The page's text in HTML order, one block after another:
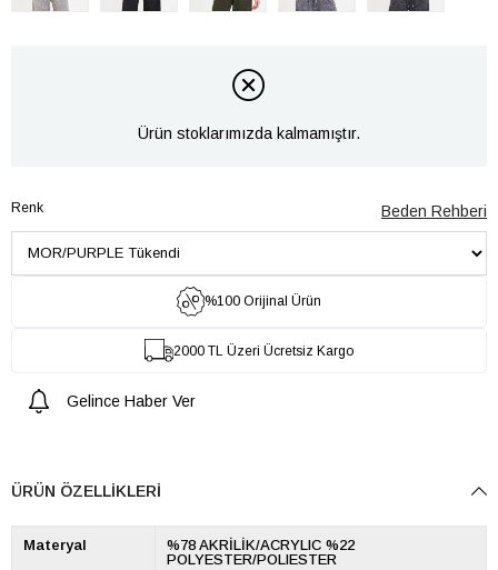
Ürün stoklarımızda kalmamıştır.
Renk Beden Rehberi
%100 Orijinal Ürün
2000 TL Üzeri Ücretsiz Kargo
Gelince Haber Ver
ÜRÜN ÖZELLIKLERI
Materyal
%78 AKRİLİK/ACRYLIC %22
POLYESTER/POLIESTER